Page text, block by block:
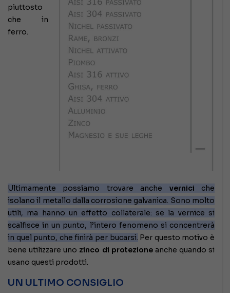
piuttosto
che in
ferro.
Ultimamente possiamo trovare anche vernici che
isolano il metallo dalla corrosione galvanica. Sono molto
utili, ma hanno un effetto collaterale: se la vernice si
scalfisce in un punto, l’intero fenomeno si concentrerà
in quel punto, che finirà per bucarsi. Per questo motivo è
bene utilizzare uno zinco di protezioneanche quando si
usano questi prodotti.
UN ULTIMO CONSIGLIO